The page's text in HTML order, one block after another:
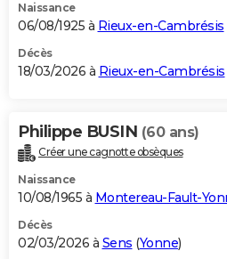
Naissance
06/08/1925 à Rieux-en-Cambrésis
Décès
18/03/2026 à Rieux-en-Cambrésis
Philippe BUSIN (60 ans)
Créer une cagnotte obsèques
Naissance
10/08/1965 à Montereau-Fault-
Décès
02/03/2026 à Sens (Yonne)